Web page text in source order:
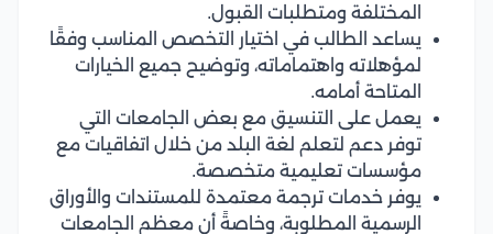
المختلفة ومتطلبات القبول.
يساعد الطالب في اختيار التخصص المناسب وفقًا
لمؤهلاته واهتماماته، وتوضيح جميع الخيارات
المتاحة أمامه.
يعمل على التنسيق مع بعض الجامعات التي
توفر دعم لتعلم لغة البلد من خلال اتفاقيات مع
مؤسسات تعليمية متخصصة.
يوفر خدمات ترجمة معتمدة للمستندات والأوراق
الرسمية المطلوبة، وخاصةً أن معظم الجامعات